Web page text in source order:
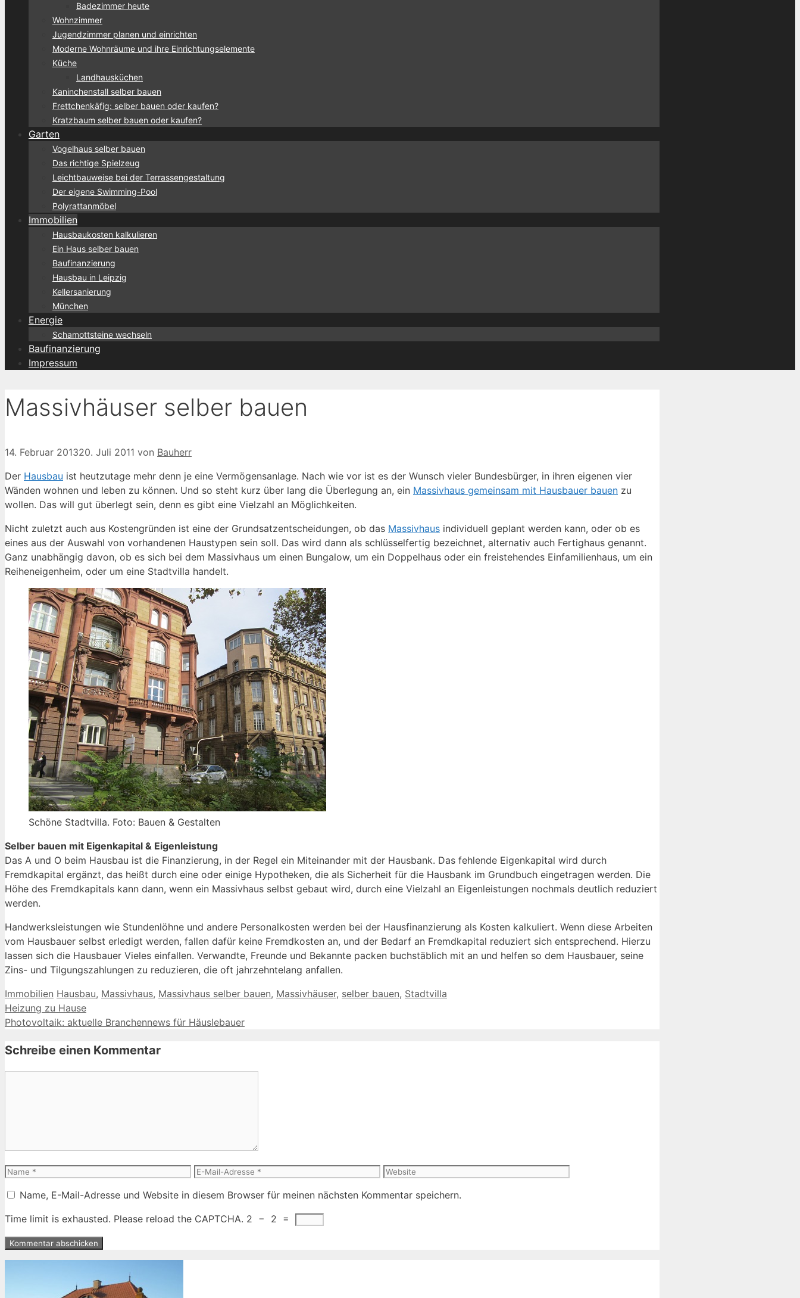
Badezimmer heute
Wohnzimmer
Jugendzimmer planen und einrichten
Moderne Wohnräume und ihre Einrichtungselemente
Küche
Landhausküchen
Kaninchenstall selber bauen
Frettchenkäfig: selber bauen oder kaufen?
Kratzbaum selber bauen oder kaufen?
Garten
Vogelhaus selber bauen
Das richtige Spielzeug
Leichtbauweise bei der Terrassengestaltung
Der eigene Swimming-Pool
Polyrattanmöbel
Immobilien
Hausbaukosten kalkulieren
Ein Haus selber bauen
Baufinanzierung
Hausbau in Leipzig
Kellersanierung
München
Energie
Schamottsteine wechseln
Baufinanzierung
Impressum
Massivhäuser selber bauen
14. Februar 201320. Juli 2011 von Bauherr
Der Hausbau ist heutzutage mehr denn je eine Vermögensanlage. Nach wie vor ist es der Wunsch vieler Bundesbürger, in ihren eigenen vier
Wänden wohnen und leben zu können. Und so steht kurz über lang die Überlegung an, ein Massivhaus gemeinsam mit Hausbauer bauen zu
wollen. Das will gut überlegt sein, denn es gibt eine Vielzahl an Möglichkeiten.
Nicht zuletzt auch aus Kostengründen ist eine der Grundsatzentscheidungen, ob das Massivhaus individuell geplant werden kann, oder ob es
eines aus der Auswahl von vorhandenen Haustypen sein soll. Das wird dann als schlüsselfertig bezeichnet, alternativ auch Fertighaus genannt.
Ganz unabhängig davon, ob es sich bei dem Massivhaus um einen Bungalow, um ein Doppelhaus oder ein freistehendes Einfamilienhaus, um ein
Reiheneigenheim, oder um eine Stadtvilla handelt.
Schöne Stadtvilla. Foto: Bauen & Gestalten
Selber bauen mit Eigenkapital & Eigenleistung
Das A und O beim Hausbau ist die Finanzierung, in der Regel ein Miteinander mit der Hausbank. Das fehlende Eigenkapital wird durch
Fremdkapital ergänzt, das heißt durch eine oder einige Hypotheken, die als Sicherheit für die Hausbank im Grundbuch eingetragen werden. Die
Höhe des Fremdkapitals kann dann, wenn ein Massivhaus selbst gebaut wird, durch eine Vielzahl an Eigenleistungen nochmals deutlich reduziert
werden.
Handwerksleistungen wie Stundenlöhne und andere Personalkosten werden bei der Hausfinanzierung als Kosten kalkuliert. Wenn diese Arbeiten
vom Hausbauer selbst erledigt werden, fallen dafür keine Fremdkosten an, und der Bedarf an Fremdkapital reduziert sich entsprechend. Hierzu
lassen sich die Hausbauer Vieles einfallen. Verwandte, Freunde und Bekannte packen buchstäblich mit an und helfen so dem Hausbauer, seine
Zins- und Tilgungszahlungen zu reduzieren, die oft jahrzehntelang anfallen.
Kategorien
Immobilien Schlagwörter
Hausbau, Massivhaus, Massivhaus selber bauen, Massivhäuser, selber bauen, Stadtvilla
Heizung zu Hause
Photovoltaik: aktuelle Branchennews für Häuslebauer
Schreibe einen Kommentar
Name
E-
Adresse
Website
Name, E-Mail-Adresse und Website in diesem Browser für meinen nächsten Kommentar speichern.
Time limit is exhausted. Please reload the CAPTCHA. 2 − 2 =